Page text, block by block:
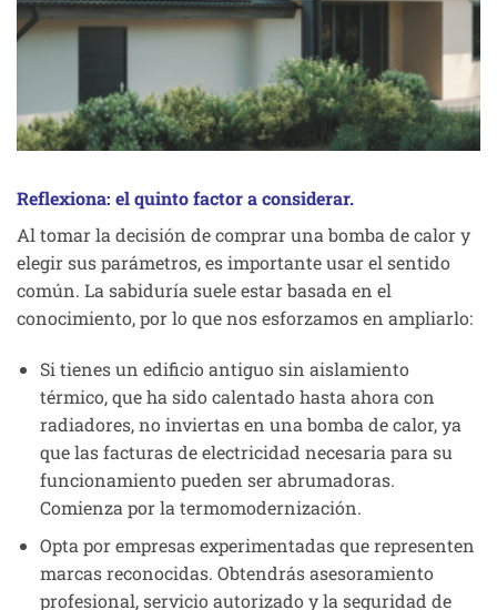
Reflexiona: el quinto factor a considerar.
Al tomar la decisión de comprar una bomba de calor y
elegir sus parámetros, es importante usar el sentido
común. La sabiduría suele estar basada en el
conocimiento, por lo que nos esforzamos en ampliarlo:
Si tienes un edificio antiguo sin aislamiento
térmico, que ha sido calentado hasta ahora con
radiadores, no inviertas en una bomba de calor, ya
que las facturas de electricidad necesaria para su
funcionamiento pueden ser abrumadoras.
Comienza por la termomodernización.
Opta por empresas experimentadas que representen
marcas reconocidas. Obtendrás asesoramiento
profesional, servicio autorizado y la seguridad de